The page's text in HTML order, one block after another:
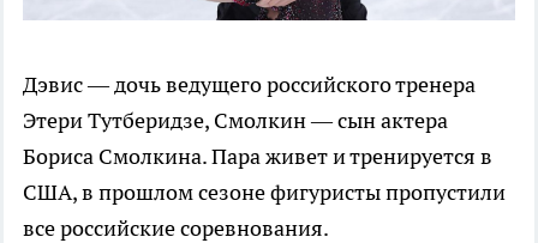
Дэвис — дочь ведущего российского тренера
Этери Тутберидзе, Смолкин — сын актера
Бориса Смолкина. Пара живет и тренируется в
США, в прошлом сезоне фигуристы пропустили
все российские соревнования.